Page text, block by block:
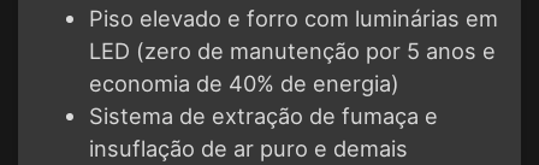
Piso elevado e forro com luminárias em
LED (zero de manutenção por 5 anos e
economia de 40% de energia)
Sistema de extração de fumaça e
insuflação de ar puro e demais